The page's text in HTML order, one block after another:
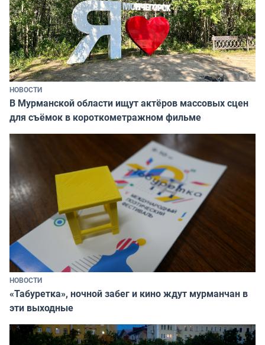
НОВОСТИ
В Мурманской области ищут актёров массовых сцен
для съёмок в короткометражном фильме
НОВОСТИ
«Табуретка», ночной забег и кино ждут мурманчан в
эти выходные